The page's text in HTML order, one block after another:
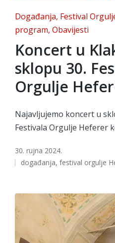
Posted
in
Događanja Festival
program Obavijesti
Koncert u
sklopu 30.
Orgulje
Najavljujemo koncert u
Festivala Orgulje Heferer
30. rujna 2024.
Tags:
događanja, festival orgulje